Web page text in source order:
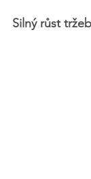
Silný růst tržeb